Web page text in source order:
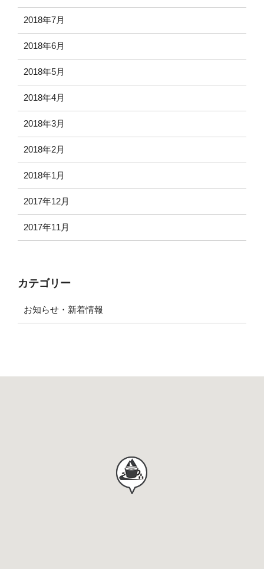
2018年7月
2018年6月
2018年5月
2018年4月
2018年3月
2018年2月
2018年1月
2017年12月
2017年11月
カテゴリー
お知らせ・新着情報